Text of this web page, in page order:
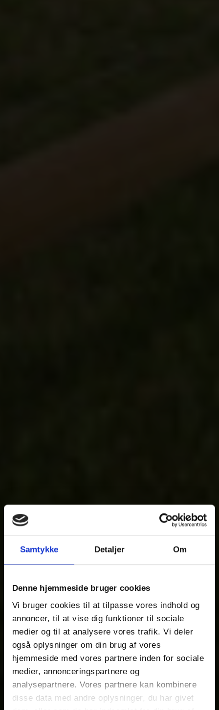
Samtykke Detaljer Om
Denne hjemmeside bruger cookies
Vi bruger cookies til at tilpasse vores indhold og
annoncer, til at vise dig funktioner til sociale
medier og til at analysere vores trafik. Vi deler
også oplysninger om din brug af vores
hjemmeside med vores partnere inden for sociale
medier, annonceringspartnere og
analysepartnere. Vores partnere kan kombinere
disse data med andre oplysninger, du har givet